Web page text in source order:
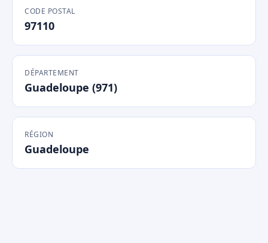
CODE POSTAL
97110
DÉPARTEMENT
Guadeloupe (971)
RÉGION
Guadeloupe